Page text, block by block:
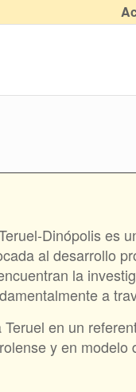
Dinópolis es
al desarrollo
la
a
en un
y en